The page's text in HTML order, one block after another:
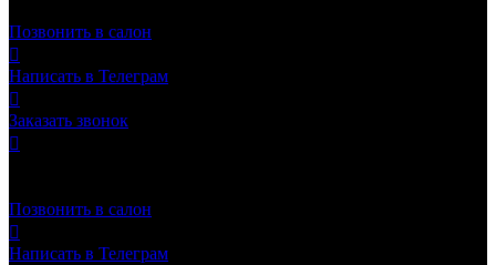
Позвонить в салон

Написать в Телеграм

Заказать звонок

Позвонить в салон

Написать в Телеграм